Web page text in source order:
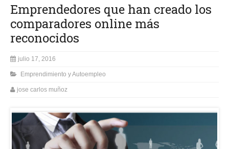
Emprendedores que han creado los
comparadores online más
reconocidos
julio 17, 2016
Emprendimiento y Autoempleo
jose carlos muñoz